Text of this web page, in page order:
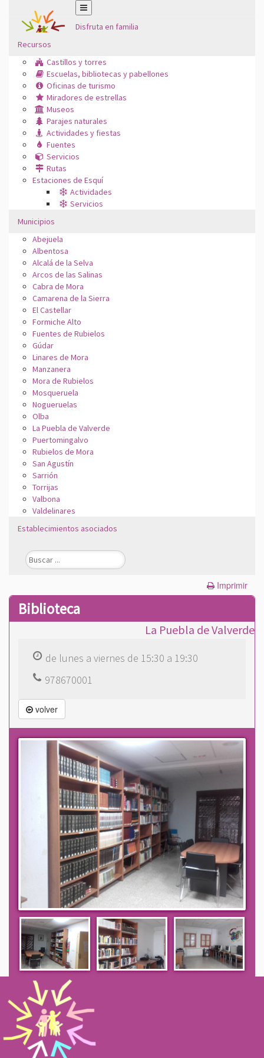
Disfruta en familia
Recursos
Castillos y torres
Escuelas, bibliotecas y pabellones
Oficinas de turismo
Miradores de estrellas
Museos
Parajes naturales
Actividades y fiestas
Fuentes
Servicios
Rutas
Estaciones de Esquí
Actividades
Servicios
Municipios
Abejuela
Albentosa
Alcalá de la Selva
Arcos de las Salinas
Cabra de Mora
Camarena de la Sierra
El Castellar
Formiche Alto
Fuentes de Rubielos
Gúdar
Linares de Mora
Manzanera
Mora de Rubielos
Mosqueruela
Nogueruelas
Olba
La Puebla de Valverde
Puertomingalvo
Rubielos de Mora
San Agustín
Sarrión
Torrijas
Valbona
Valdelinares
Establecimientos asociados
Imprimir
Biblioteca
La Puebla de Valverde
de lunes a viernes de 15:30 a 19:30
978670001
volver